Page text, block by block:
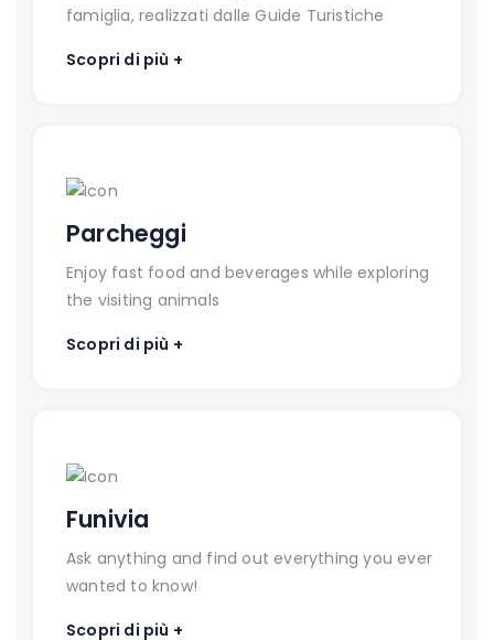
famiglia, realizzati dalle Guide Turistiche
Scopri di più +
Parcheggi
Enjoy fast food and beverages while exploring
the visiting animals
Scopri di più +
Funivia
Ask anything and find out everything you ever
wanted to know!
Scopri di più +